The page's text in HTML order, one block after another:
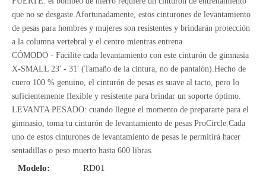
que no se desgaste.Afortunadamente, estos cinturones de levantamiento
de pesas para hombres y mujeres son resistentes y brindarán protección
a la columna vertebral y el centro mientras entrena.
CÓMODO - Facilite cada levantamiento con este cinturón de gimnasia
X-SMALL 23' - 31' (Tamaño de la cintura, no de pantalón).Hecho de
cuero 100 % genuino, el cinturón de pesas es suave al tacto, pero lo
suficientemente flexible y resistente para brindar un soporte óptimo.
LEVANTA PESADO: cuando llegue el momento de prepararte para el
gimnasio, toma tu cinturón de levantamiento de pesas ProCircle.Cada
uno de estos cinturones de levantamiento de pesas le permitirá hacer
sentadillas o peso muerto hasta 600 libras.
Modelo:
RD01